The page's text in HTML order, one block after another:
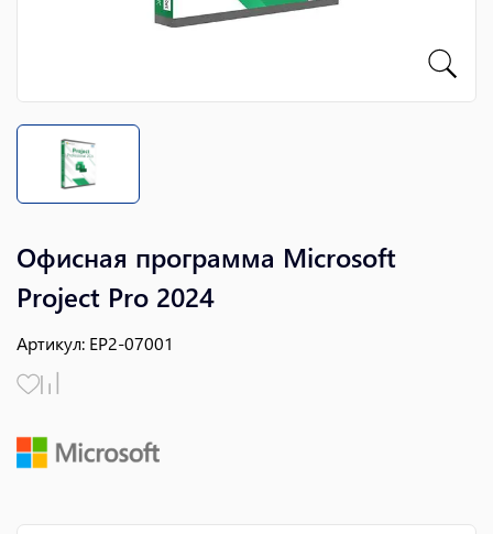
Офисная программа Microsoft
Project Pro 2024
Артикул: EP2-07001